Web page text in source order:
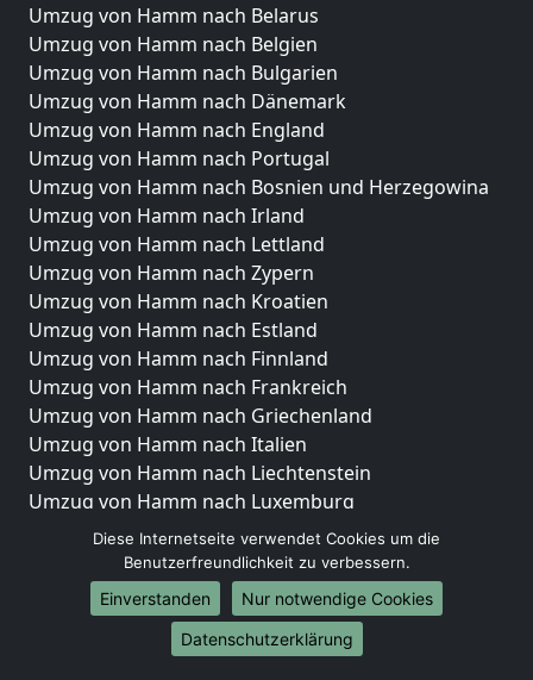
Umzug von Hamm nach Belarus
Umzug von Hamm nach Belgien
Umzug von Hamm nach Bulgarien
Umzug von Hamm nach Dänemark
Umzug von Hamm nach England
Umzug von Hamm nach Portugal
Umzug von Hamm nach Bosnien und Herzegowina
Umzug von Hamm nach Irland
Umzug von Hamm nach Lettland
Umzug von Hamm nach Zypern
Umzug von Hamm nach Kroatien
Umzug von Hamm nach Estland
Umzug von Hamm nach Finnland
Umzug von Hamm nach Frankreich
Umzug von Hamm nach Griechenland
Umzug von Hamm nach Italien
Umzug von Hamm nach Liechtenstein
Umzug von Hamm nach Luxemburg
Umzug von Hamm nach Niederlande
Umzug von Hamm nach Norwegen
Umzüge-Deutschlandweit
Umzug von Hamm nach Berlin
Diese Internetseite verwendet Cookies um die
Benutzerfreundlichkeit zu verbessern.
Einverstanden
Nur notwendige Cookies
Datenschutzerklärung